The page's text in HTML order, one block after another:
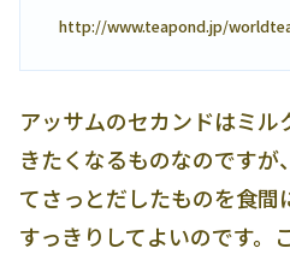
http://www.teapond.jp/
アッサムのセカンドはミル
きたくなるものなのです
てさっとだしたものを食間
すっきりしてよいのです。